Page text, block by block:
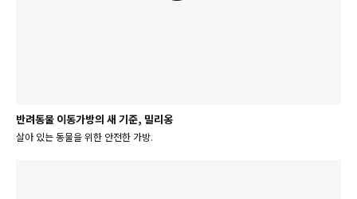
반려동물 이동가방의 새 기준, 밀리옹
살아 있는 동물을 위한 안전한 가방.